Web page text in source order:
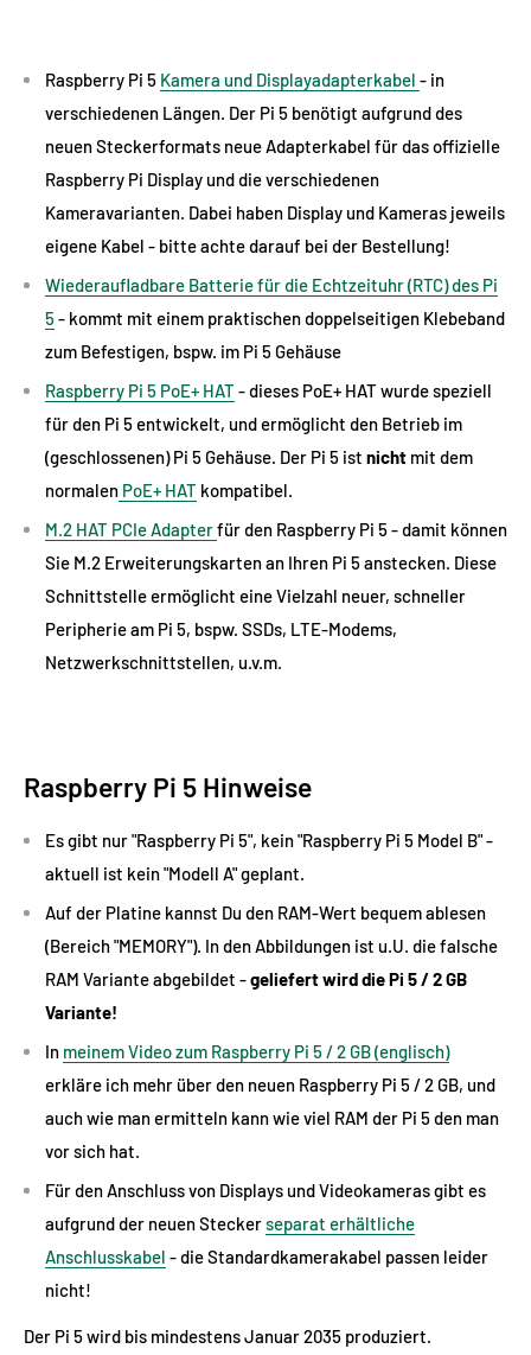
Raspberry Pi 5 Kamera und Displayadapterkabel - in
verschiedenen Längen. Der Pi 5 benötigt aufgrund des
neuen Steckerformats neue Adapterkabel für das offizielle
Raspberry Pi Display und die verschiedenen
Kameravarianten. Dabei haben Display und Kameras jeweils
eigene Kabel - bitte achte darauf bei der Bestellung!
Wiederaufladbare Batterie für die Echtzeituhr (RTC) des Pi
5- kommt mit einem praktischen doppelseitigen Klebeband
zum Befestigen, bspw. im Pi 5 Gehäuse
Raspberry Pi 5 PoE+ HAT - dieses PoE+ HAT wurde speziell
für den Pi 5 entwickelt, und ermöglicht den Betrieb im
(geschlossenen) Pi 5 Gehäuse. Der Pi 5 ist nicht mit dem
normalen PoE+ HAT kompatibel.
M.2 HAT PCIe Adapterfür den Raspberry Pi 5 - damit können
Sie M.2 Erweiterungskarten an Ihren Pi 5 anstecken. Diese
Schnittstelle ermöglicht eine Vielzahl neuer, schneller
Peripherie am Pi 5, bspw. SSDs, LTE-Modems,
Netzwerkschnittstellen, u.v.m.
Raspberry Pi 5 Hinweise
Es gibt nur "Raspberry Pi 5", kein "Raspberry Pi 5 Model B" -
aktuell ist kein "Modell A" geplant.
Auf der Platine kannst Du den RAM-Wert bequem ablesen
(Bereich "MEMORY"). In den Abbildungen ist u.U. die falsche
RAM Variante abgebildet -geliefert wird die Pi 5 / 2 GB
Variante!
In meinem Video zum Raspberry Pi 5 / 2 GB (englisch)
erkläre ich mehr über den neuen Raspberry Pi 5 / 2 GB, und
auch wie man ermitteln kann wie viel RAM der Pi 5 den man
vor sich hat.
Für den Anschluss von Displays und Videokameras gibt es
aufgrund der neuen Steckerseparat erhältliche
Anschlusskabel - die Standardkamerakabel passen leider
nicht!
Der Pi 5 wird bis mindestens Januar 2035 produziert.